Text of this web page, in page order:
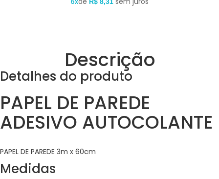
R$ 8,31
Descrição
Detalhes do produto
PAPEL DE PAREDE
ADESIVO AUTOCOLANTE
PAPEL DE PAREDE 3m x 60cm
Medidas